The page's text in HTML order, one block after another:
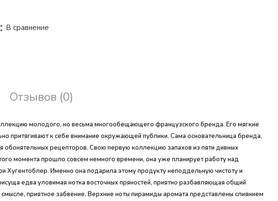
В сравнение
Отзывов (0)
молодого, но весьма многообещающего французского бренда. Его мягкие
притягивают к себе внимание окружающей публики. Сама основательница бренда,
обонятельных рецепторов. Свою первую коллекцию запахов из пяти дивных
момента прошло совсем немного времени, она уже планирует работу над
Именно она подарила этому продукту неподдельную чистоту и
едва уловимая нотка восточных пряностей, приятно разбавляющая общий
приятное забвение. Верхние ноты пирамиды аромата представлены слиянием